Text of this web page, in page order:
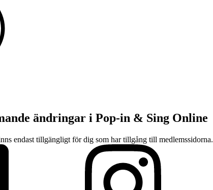
ändringar i Pop-in & Sing Online
endast tillgängligt för dig som har tillgång till medlemssidorna.